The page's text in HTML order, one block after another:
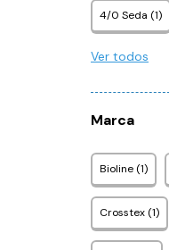
4/0 Seda (1)
Ver todos
Marca
Bioline (1)
Crosstex (1)